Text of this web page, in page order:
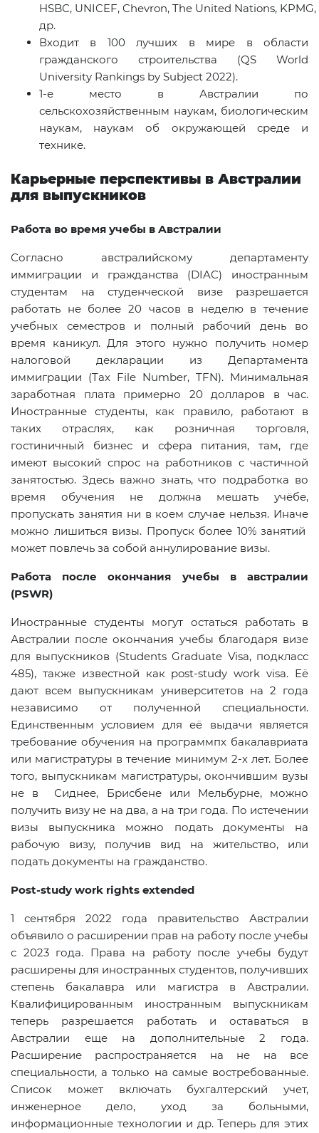
HSBC, UNICEF, Chevron, The United Nations, KPMG,
др.
Входит в 100 лучших в мире в области
гражданского строительства (QS World
University Rankings by Subject 2022).
1-е место в Австралии по
сельскохозяйственным наукам, биологическим
наукам, наукам об окружающей среде и
технике.
Карьерные перспективы в Австралии
для выпускников
Работа во время учебы в Австралии
Согласно австралийскому департаменту
иммиграции и гражданства (DIAC) иностранным
студентам на студенческой визе разрешается
работать не более 20 часов в неделю в течение
учебных семестров и полный рабочий день во
время каникул. Для этого нужно получить номер
налоговой декларации из Департамента
иммиграции (Tax File Number, TFN). Минимальная
заработная плата примерно 20 долларов в час.
Иностранные студенты, как правило, работают в
таких отраслях, как розничная торговля,
гостиничный бизнес и сфера питания, там, где
имеют высокий спрос на работников с частичной
занятостью. Здесь важно знать, что подработка во
время обучения не должна мешать учёбе,
пропускать занятия ни в коем случае нельзя. Иначе
можно лишиться визы. Пропуск более 10% занятий
может повлечь за собой аннулирование визы.
Работа после окончания учебы в австралии
(PSWR)
Иностранные студенты могут остаться работать в
Австралии после окончания учебы благодаря визе
для выпускников (Students Graduate Visa, подкласс
485), также известной как post-study work visa. Её
дают всем выпускникам университетов на 2 года
независимо от полученной специальности.
Единственным условием для её выдачи является
требование обучения на программпх бакалавриата
или магистратуры в течение минимум 2-х лет. Более
того, выпускникам магистратуры, окончившим вузы
не в Сиднее, Брисбене или Мельбурне, можно
получить визу не на два, а на три года. По истечении
визы выпускника можно подать документы на
рабочую визу, получив вид на жительство, или
подать документы на гражданство.
Post-study work rights extended
1 сентября 2022 года правительство Австралии
объявило о расширении прав на работу после учебы
с 2023 года. Права на работу после учебы будут
расширены для иностранных студентов, получивших
степень бакалавра или магистра в Австралии.
Квалифицированным иностранным выпускникам
теперь разрешается работать и оставаться в
Австралии еще на дополнительные 2 года.
Расширение распространяется на не на все
специальности, а только на самые востребованные.
Список может включать бухгалтерский учет,
инженерное дело, уход за больными,
информационные технологии и др. Теперь для этих